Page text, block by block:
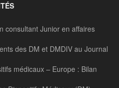
consultant Junior en affaires
des DM et DMDIV au Journal
médicaux – Europe : Bilan